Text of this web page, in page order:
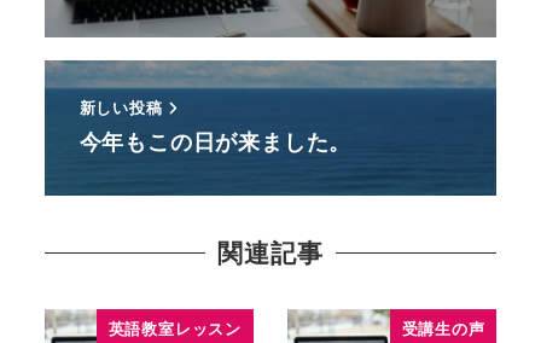
新しい投稿
今年もこの日が来ました。
関連記事
英語教室レッスン 受講生の声